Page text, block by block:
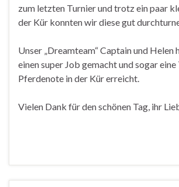
zum letzten Turnier und trotz ein paar
der Kür konnten wir diese gut
Unser „Dreamteam“ Captain und Helen
einen super Job gemacht und sogar eine
Pferdenote in der Kür erreicht.
Vielen Dank für den schönen Tag, ihr